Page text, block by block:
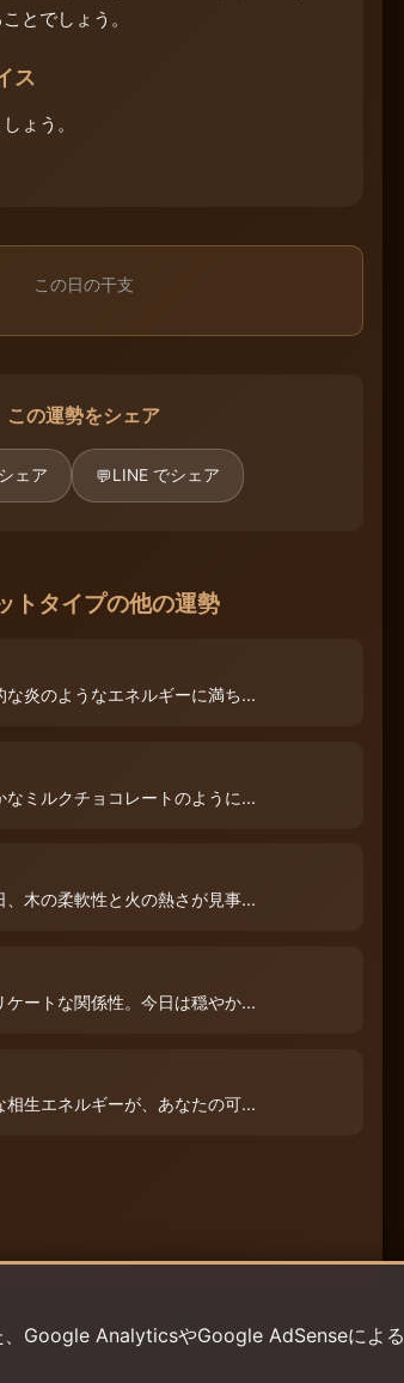
とでしょう。
ス
ょう。
この日の干支
この運勢をシェア
ェア 💬LINE でシェア
トタイプの他の運勢
炎のようなエネルギーに満ち...
ミルクチョコレートのように...
木の柔軟性と火の熱さが見事...
ケートな関係性。今日は穏やか...
生エネルギーが、あなたの可...
Google AnalyticsやGoogle AdSenseによる